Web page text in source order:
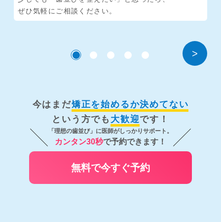
ぜひ気軽にご相談ください。
>
今はまだ矯正を始めるか決めてない
という方でも 大歓迎です！
「理想の歯並び」に医師がしっかりサポート。
カンタン30秒で予約できます！
無料で今すぐ予約